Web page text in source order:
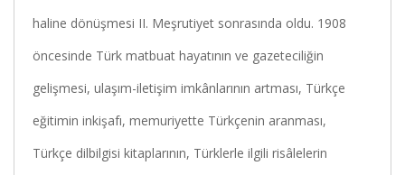
haline dönüşmesi II. Meşrutiyet sonrasında oldu. 1908
öncesinde Türk matbuat hayatının ve gazeteciliğin
gelişmesi, ulaşım-iletişim imkânlarının artması, Türkçe
eğitimin inkişafı, memuriyette Türkçenin aranması,
Türkçe dilbilgisi kitaplarının, Türklerle ilgili risâlelerin